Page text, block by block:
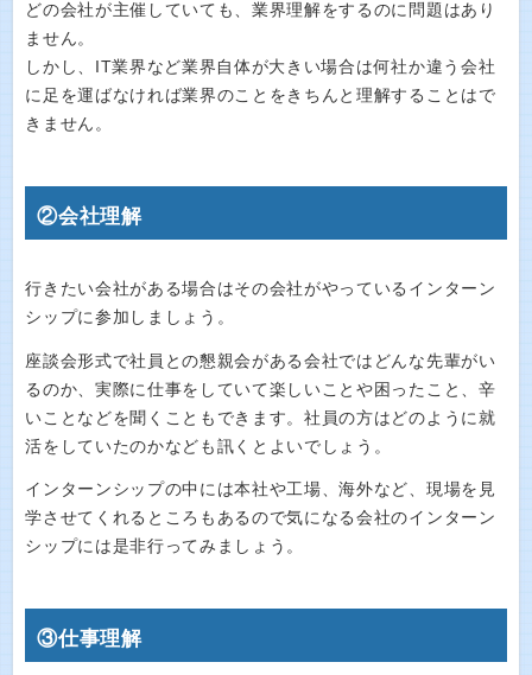
どの会社が主催していても、業界理解をするのに問題はあり
ません。
しかし、IT業界など業界自体が大きい場合は何社か違う会社
に足を運ばなければ業界のことをきちんと理解することはで
きません。
②会社理解
行きたい会社がある場合はその会社がやっているインターン
シップに参加しましょう。
座談会形式で社員との懇親会がある会社ではどんな先輩がい
るのか、実際に仕事をしていて楽しいことや困ったこと、辛
いことなどを聞くこともできます。社員の方はどのように就
活をしていたのかなども訊くとよいでしょう。
インターンシップの中には本社や工場、海外など、現場を見
学させてくれるところもあるので気になる会社のインターン
シップには是非行ってみましょう。
③仕事理解